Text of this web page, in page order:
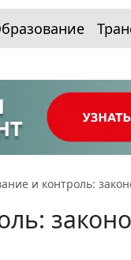
и контроль: